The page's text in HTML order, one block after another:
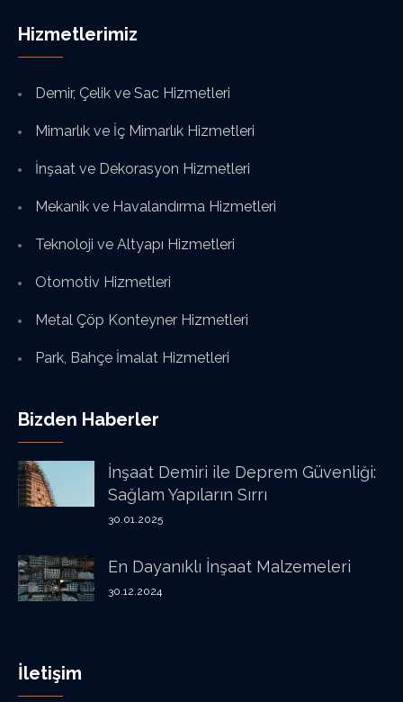
Hizmetlerimiz
Demir, Çelik ve Sac Hizmetleri
Mimarlık ve İç Mimarlık Hizmetleri
İnşaat ve Dekorasyon Hizmetleri
Mekanik ve Havalandırma Hizmetleri
Teknoloji ve Altyapı Hizmetleri
Otomotiv Hizmetleri
Metal Çöp Konteyner Hizmetleri
Park, Bahçe İmalat Hizmetleri
Bizden Haberler
İnşaat Demiri ile Deprem Güvenliği:
Sağlam Yapıların Sırrı
30.01.2025
En Dayanıklı İnşaat Malzemeleri
30.12.2024
İletişim